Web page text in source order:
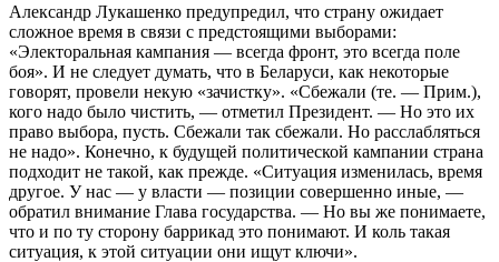
Александр Лукашенко предупредил, что страну ожидает
сложное время в связи с предстоящими выборами:
«Электоральная кампания — всегда фронт, это всегда поле
боя». И не следует думать, что в Беларуси, как некоторые
говорят, провели некую «зачистку». «Сбежали (те. — Прим.),
кого надо было чистить, — отметил Президент. — Но это их
право выбора, пусть. Сбежали так сбежали. Но расслабляться
не надо». Конечно, к будущей политической кампании страна
подходит не такой, как прежде. «Ситуация изменилась, время
другое. У нас — у власти — позиции совершенно иные, —
обратил внимание Глава государства. — Но вы же понимаете,
что и по ту сторону баррикад это понимают. И коль такая
ситуация, к этой ситуации они ищут ключи».